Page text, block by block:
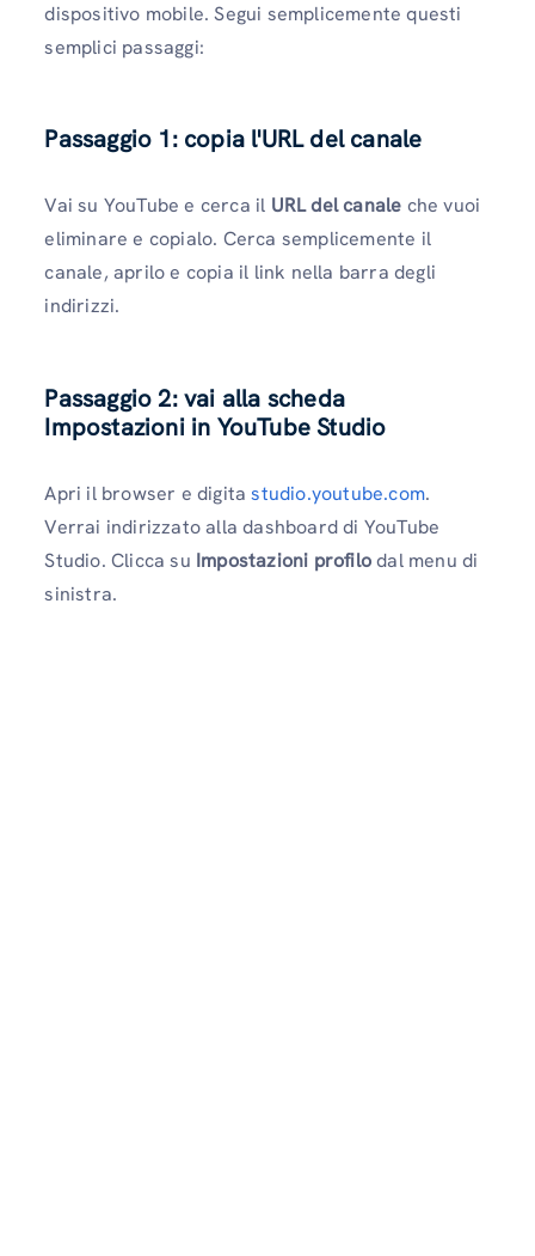
dispositivo mobile. Segui semplicemente questi
semplici passaggi:
Passaggio 1: copia l'URL del canale
Vai su YouTube e cerca il URL del canale che vuoi
eliminare e copialo. Cerca semplicemente il
canale, aprilo e copia il link nella barra degli
indirizzi.
Passaggio 2: vai alla scheda
Impostazioni in YouTube Studio
Apri il browser e digitastudio.youtube.com.
Verrai indirizzato alla dashboard di YouTube
Studio. Clicca su Impostazioni profilodal menu di
sinistra.